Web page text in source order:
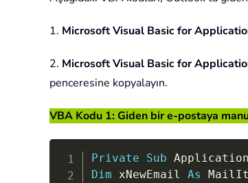
1. Microsoft Visual Basic for
2. Microsoft Visual Basic for
penceresine kopyalayın.
VBA Kodu 1: Giden bir e-postaya
Private Sub
Dim xNewEmail As